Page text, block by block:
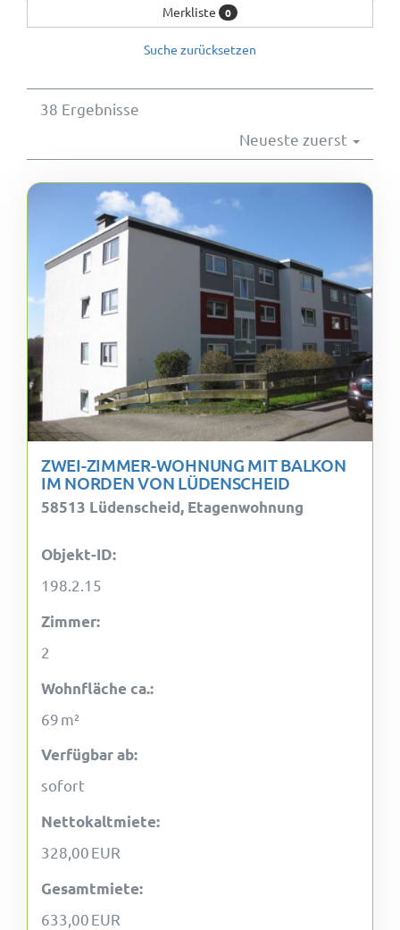
Merkliste 0
Suche zurücksetzen
38 Ergebnisse
Neueste zuerst
ZWEI-ZIMMER-WOHNUNG MIT BALKON
IM NORDEN VON LÜDENSCHEID
58513 Lüdenscheid, Etagenwohnung
Objekt-ID:
198.2.15
Zimmer:
2
Wohnfläche ca.:
69 m²
Verfügbar ab:
sofort
Nettokaltmiete:
328,00 EUR
Gesamtmiete:
633,00 EUR